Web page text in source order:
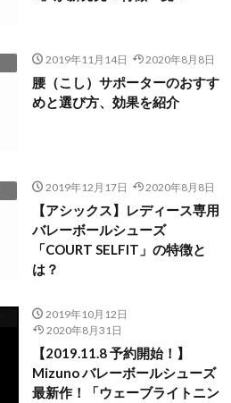
2019年11月14日 2020年8月8日
腰（こし）サポーターのおすす
めと選び方、効果を紹介
2019年12月17日 2020年8月8日
【アシックス】レディース専用
バレーボールシューズ
「COURT SELFIT」の特徴と
は？
2019年10月12日
2020年8月31日
【2019.11.8 予約開始！】
Mizuno バレーボールシューズ
最新作！「ウェーブライトニン